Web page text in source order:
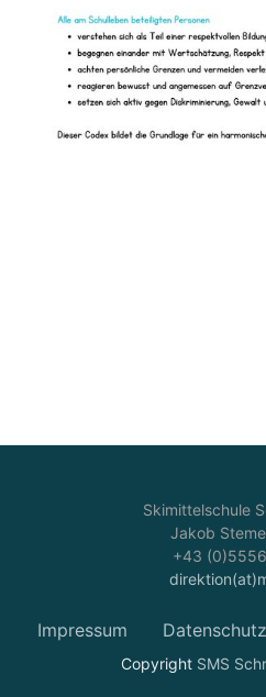
Skimittelschule
Jakob
+43
Impressum Datenschutz
Copyright SMS